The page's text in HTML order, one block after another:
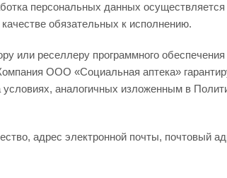
персональных данных
обязательных к исполнению.
или реселлеру программного обеспечения
ООО «Социальная аптека»
аналогичных изложенным в
адрес электронной почты, почтовый